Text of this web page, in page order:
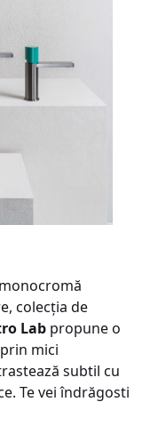
colecția de
Lab propune o
mici
subtil cu
Te vei îndrăgosti